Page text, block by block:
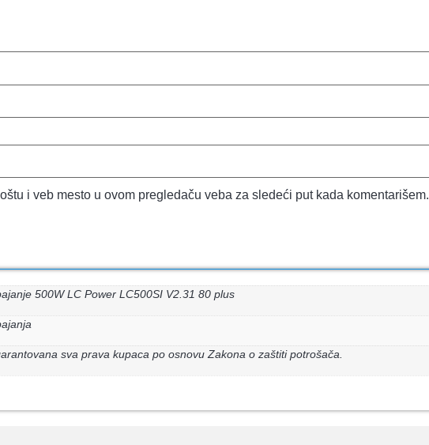
i veb mesto u ovom pregledaču veba za sledeći put kada komentarišem.
500W LC Power LC500SI V2.31 80 plus
sva prava kupaca po osnovu Zakona o zaštiti potrošača.